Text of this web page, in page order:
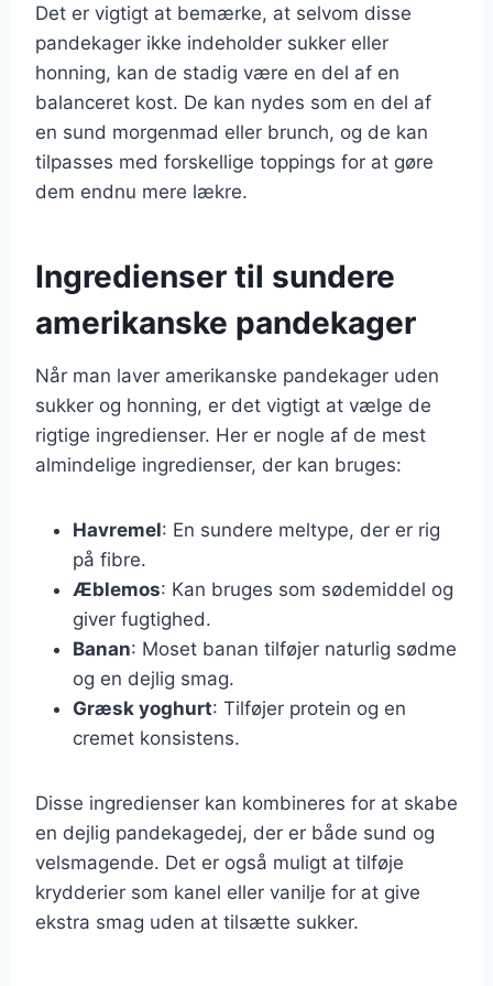
Det er vigtigt at bemærke, at selvom disse
pandekager ikke indeholder sukker eller
honning, kan de stadig være en del af en
balanceret kost. De kan nydes som en del af
en sund morgenmad eller brunch, og de kan
tilpasses med forskellige toppings for at gøre
dem endnu mere lækre.
Ingredienser til sundere
amerikanske pandekager
Når man laver amerikanske pandekager uden
sukker og honning, er det vigtigt at vælge de
rigtige ingredienser. Her er nogle af de mest
almindelige ingredienser, der kan bruges:
Havremel: En sundere meltype, der er rig
på fibre.
Æblemos: Kan bruges som sødemiddel og
giver fugtighed.
Banan: Moset banan tilføjer naturlig sødme
og en dejlig smag.
Græsk yoghurt: Tilføjer protein og en
cremet konsistens.
Disse ingredienser kan kombineres for at skabe
en dejlig pandekagedej, der er både sund og
velsmagende. Det er også muligt at tilføje
krydderier som kanel eller vanilje for at give
ekstra smag uden at tilsætte sukker.